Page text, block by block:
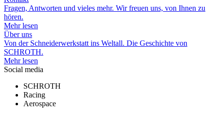
Fragen, Antworten und vieles mehr. Wir freuen uns, von Ihnen zu
hören.
Mehr lesen
Über uns
Von der Schneiderwerkstatt ins Weltall. Die Geschichte von
SCHROTH.
Mehr lesen
Social media
SCHROTH
Racing
Aerospace